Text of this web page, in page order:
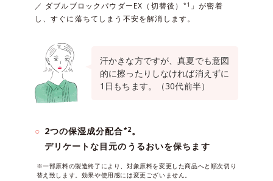
／ ダブルブロックパウダーEX（切替後）
*1
」が密着
し、すぐに落ちてしまう不安を解消します。
汗かきな方ですが、真夏でも意図
的に擦ったりしなければ消えずに
1日もちます。（30代前半）
2つの保湿成分配合*2。
デリケートな目元のうるおいを保ちます
※一部原料の製造終了により、対象原料を変更した商品へと順次切り
替え致します。効果や使用感には変更ございません。